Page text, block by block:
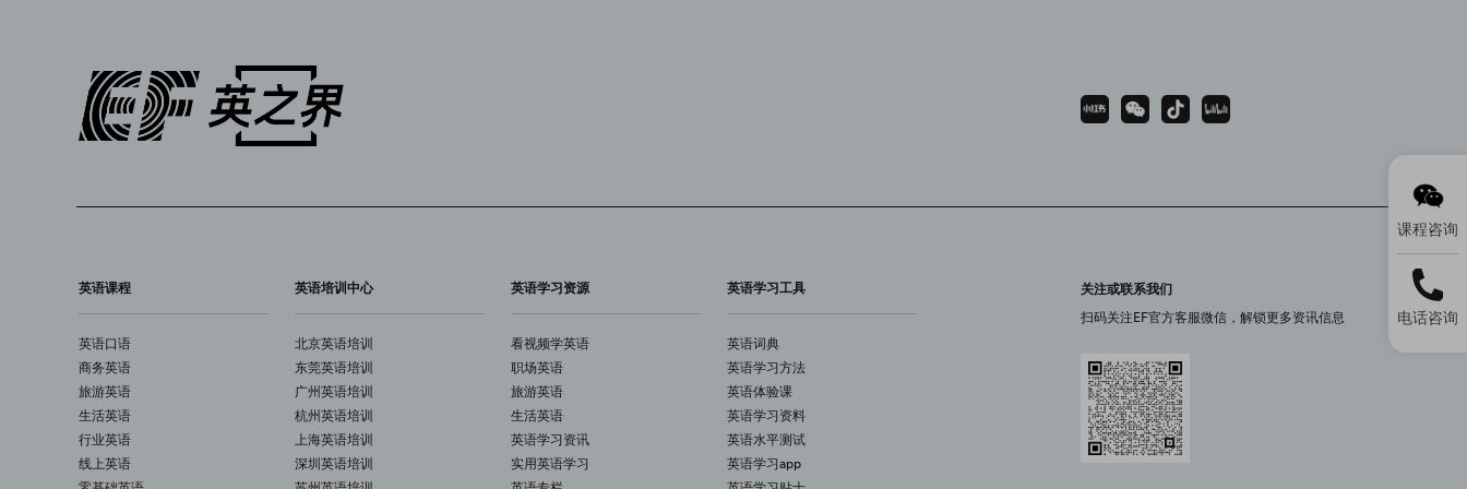
英语课程
英语口语
商务英语
旅游英语
生活英语
行业英语
线上英语
英语培训中心
北京英语培训
东莞英语培训
广州英语培训
杭州英语培训
上海英语培训
深圳英语培训
英语学习资源
看视频学英语
职场英语
旅游英语
生活英语
英语学习资讯
实用英语学习
英语学习工具
英语词典
英语学习方法
英语体验课
英语学习资料
英语水平测试
英语学习app
关注或联系我们
扫码关注EF官方客服微信，解锁更多资讯信息
课程咨询
电话咨询